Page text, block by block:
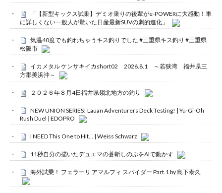
「【新型キックス試乗】デミオ乗りの後輩がe-POWERに大感動！車
に詳しくない一般人が驚いた日産最新SUVの劇的進化」
気温40度でも釣れちゃうキス釣りでした #三重県キス釣り #三重県
松阪市
イカメタル ケンサキイカshort02 2026.8.1 ～若狭湾 福井県三
方郡美浜沖～
２０２６年８月4日福井県嶺北地方の釣り
NEW UNION SERIES! Lauan Adventurers Deck Testing! | Yu-Gi-Oh
Rush Duel | EDOPRO
I NEED This One to Hit… | Weiss Schwarz
11秒自分の描いたデュエマの蒼斬しのぶをAIで動かす
海外試乗！ フェラーリ アマルフィ スパイダー Part.1 by 島下泰久